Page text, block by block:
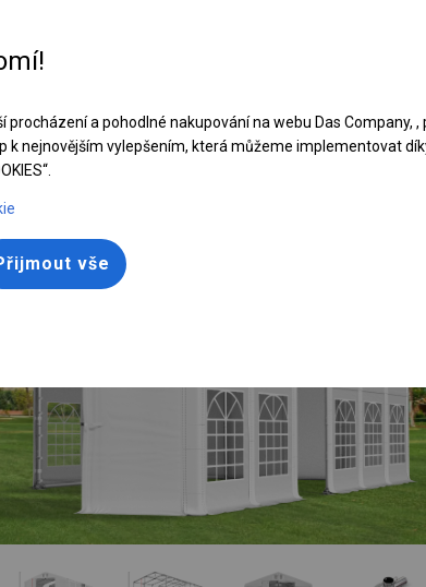
m
a pohodlné nakupování na webu Das
nejnovějším vylepšením, která můžeme implementovat
vše